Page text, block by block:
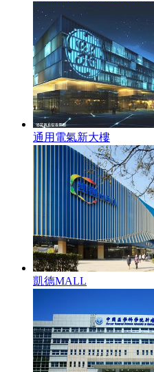
通用電氣新大樓
凱德MALL